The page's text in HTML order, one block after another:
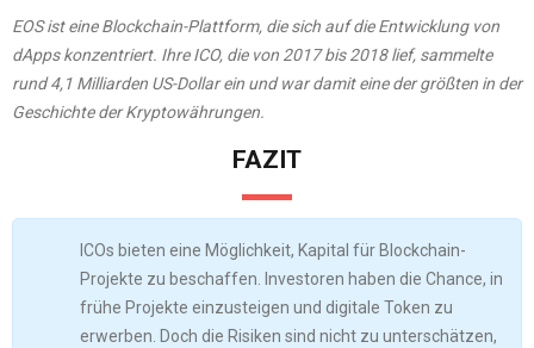
EOS ist eine Blockchain-Plattform, die sich auf die Entwicklung von
dApps konzentriert. Ihre ICO, die von 2017 bis 2018 lief, sammelte
rund 4,1 Milliarden US-Dollar ein und war damit eine der größten in der
Geschichte der Kryptowährungen.
FAZIT
ICOs bieten eine Möglichkeit, Kapital für Blockchain-
Projekte zu beschaffen. Investoren haben die Chance, in
frühe Projekte einzusteigen und digitale Token zu
erwerben. Doch die Risiken sind nicht zu unterschätzen,